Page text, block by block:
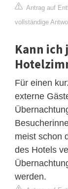
Antrag auf
vollständige
Kann ich
Für einen
externe
meist schon
des Hotels
werden.